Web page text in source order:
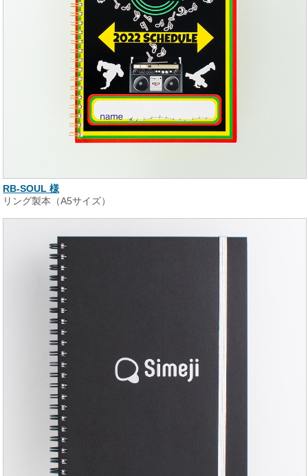
RB-SOUL 様
リング製本（A5サイズ）